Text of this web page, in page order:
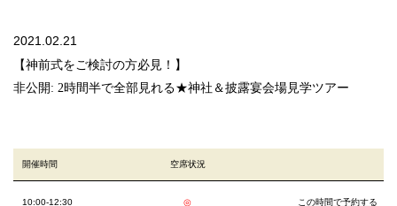
2021.02.21
【神前式をご検討の方必見！】
非公開: 2時間半で全部見れる★神社＆披露宴会場見学ツアー
開催時間 空席状況
10:00-12:30 ◎ この時間で予約する